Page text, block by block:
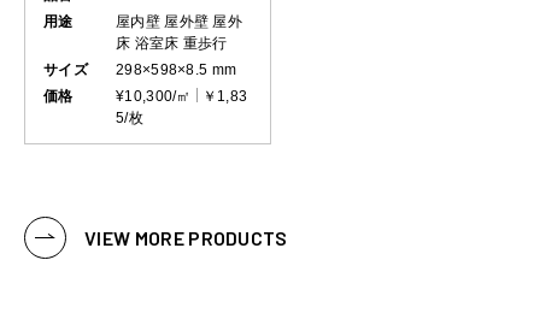
用途
屋内壁 屋外壁 屋外
床 浴室床 重歩行
サイズ
298×598×8.5 mm
価格
¥10,300/㎡
￥1,83
5/枚
VIEW MORE PRODUCTS